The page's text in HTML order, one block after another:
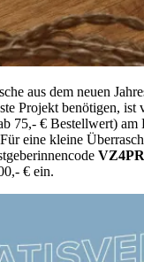
aus dem neuen
Projekt benötigen, ist
75,- € Bestellwert) am
eine kleine
€ ein.